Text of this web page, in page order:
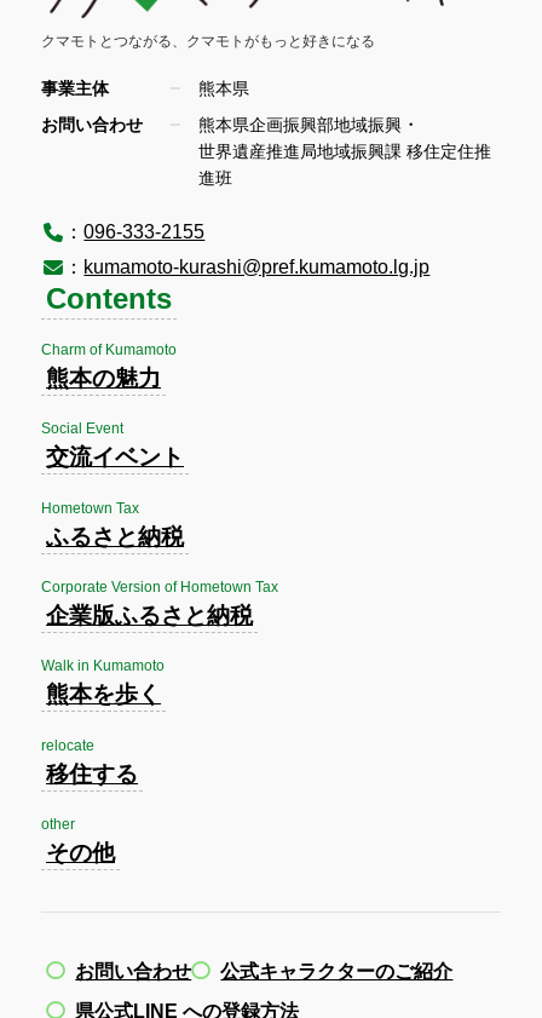
クマモトとつながる、 クマモトがもっと好きになる
事業主体
熊本県
お問い合わせ
熊本県企画振興部地域振興 ・
世界遺産推進局地域振興課 移住定住推
進班
：096-333-2155
： kumamoto-kurashi@pref.kumamoto.lg.jp
Contents
Charm of Kumamoto
熊本の魅力
Social Event
交流イベント
Hometown Tax
ふるさと納税
Corporate Version of Hometown Tax
企業版ふるさと納税
Walk in Kumamoto
熊本を歩く
relocate
移住する
other
その他
お問い合わせ
公式キャラクターのご紹介
県公式LINE への登録方法